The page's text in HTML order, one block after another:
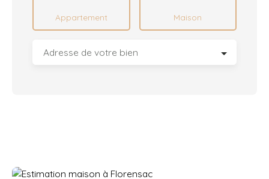
Appartement Maison
Adresse de votre bien